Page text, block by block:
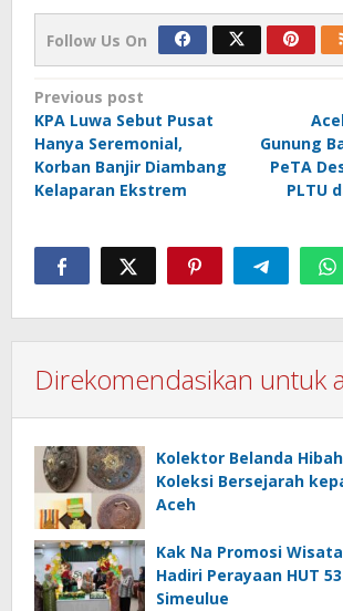
Follow Us On
Post
navigation
Previous post
KPA Luwa Sebut Pusat
Hanya Seremonial,
Korban Banjir Diambang
Kelaparan Ekstrem
Gunung
PeTA
PLTU
Direkomendasikan untuk
Kolektor Belanda
Koleksi Bersejarah
Aceh
Kak Na Promosi
Hadiri Perayaan HUT
Simeulue